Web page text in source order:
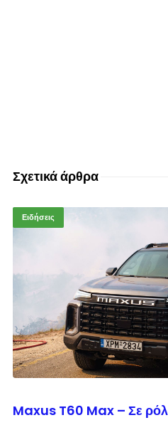
Σχετικά άρθρα
Ειδήσεις
Maxus T60 Max – Σε